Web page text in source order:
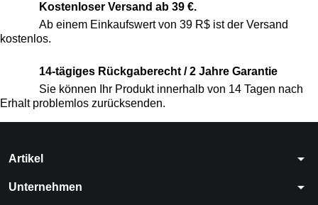
Kostenloser Versand ab 39 €.
Ab einem Einkaufswert von 39 R$ ist der Versand
kostenlos.
14-tägiges Rückgaberecht / 2 Jahre Garantie
Sie können Ihr Produkt innerhalb von 14 Tagen nach
Erhalt problemlos zurücksenden.
Artikel arrow_drop_down
Unternehmen arrow_drop_down